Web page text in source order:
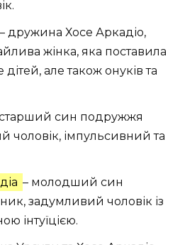
– дружина Хосе Аркадіо,
жінка, яка поставила
але також онуків та
син подружжя
чоловік, імпульсивний та
– молодший син
задумливий чоловік із
інтуїцією.